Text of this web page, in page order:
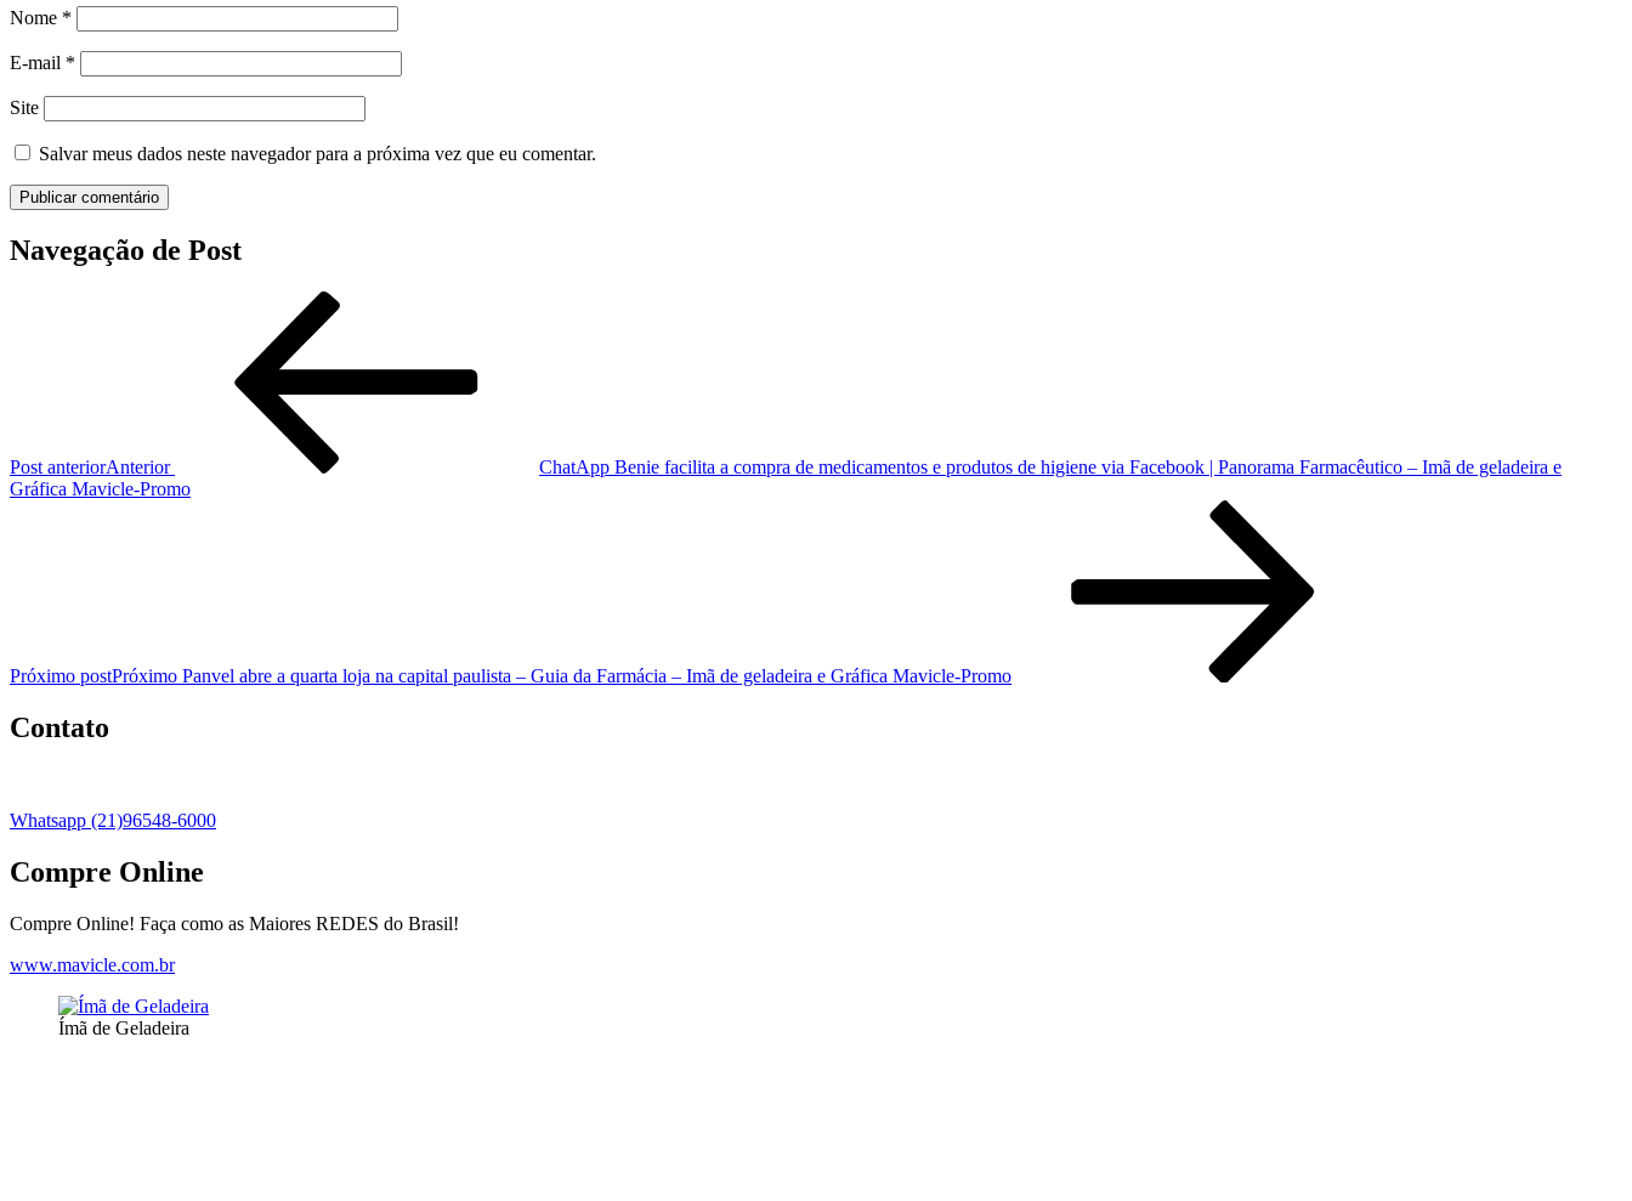
Nome *
E-mail *
Site
Salvar meus dados neste navegador para a próxima vez que eu comentar.
Navegação de Post
Post anteriorAnterior
ChatApp Benie facilita a compra de medicamentos e produtos de higiene via Facebook | Panorama Farmacêutico – Imã de geladeira e
Gráfica Mavicle-Promo
Próximo postPróximo Panvel abre a quarta loja na capital paulista – Guia da Farmácia – Imã de geladeira e Gráfica Mavicle-Promo
Contato
Whatsapp (21)96548-6000
Compre Online
Compre Online! Faça como as Maiores REDES do Brasil!
www.mavicle.com.br
Ímã de Geladeira